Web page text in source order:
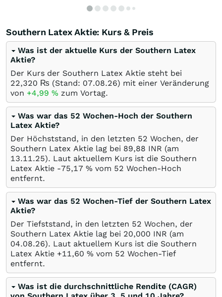
Southern Latex Aktie: Kurs & Preis
Was ist der aktuelle Kurs der Southern Latex
Aktie?
Der Kurs der Southern Latex Aktie steht bei
22,320 ₨ (Stand: 07.08.26) mit einer Veränderung
von +4,99 % zum Vortag.
Was war das 52 Wochen-Hoch der Southern
Latex Aktie?
Der Höchststand, in den letzten 52 Wochen, der
Southern Latex Aktie lag bei 89,88 INR (am
13.11.25). Laut aktuellem Kurs ist die Southern
Latex Aktie -75,17 % vom 52 Wochen-Hoch
entfernt.
Was war das 52 Wochen-Tief der Southern Latex
Aktie?
Der Tiefststand, in den letzten 52 Wochen, der
Southern Latex Aktie lag bei 20,000 INR (am
04.08.26). Laut aktuellem Kurs ist die Southern
Latex Aktie +11,60 % vom 52 Wochen-Tief
entfernt.
Was ist die durchschnittliche Rendite (CAGR)